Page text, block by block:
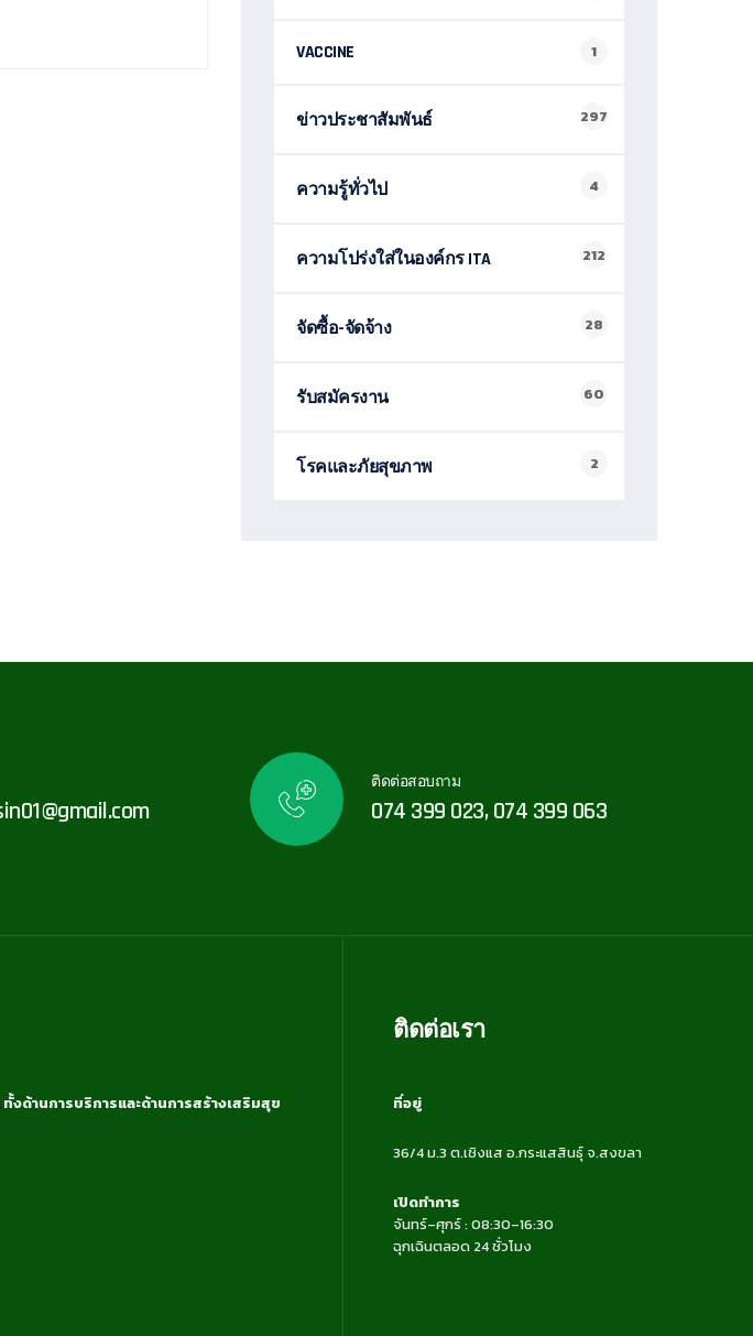
VACCINE 1
ข่าวประชาสัมพันธ์ 297
ความรู้ทั่วไป 4
ความโปร่งใส่ในองค์กร ITA 212
จัดซื้อ-จัดจ้าง 28
รับสมัครงาน 60
โรคและภัยสุขภาพ 2
ติดต่อสอบถาม
074 399 023, 074 399 063
ด้านการบริการและด้านการสร้างเสริมสุข
ติดต่อเรา
ที่อยู่
36/4 ม.3 ต.เชิงแส อ.กระแสสินธุ์ จ.สงขลา
เปิดทำการ
จันทร์–ศุกร์ : 08:30–16:30
ฉุกเฉินตลอด 24 ชั่วโมง